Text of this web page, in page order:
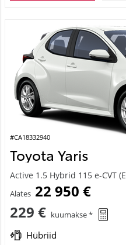
#CA18332940
Toyota Yaris
Active 1.5 Hybrid 115 e-CVT
Alates 22 950 €
229 € kuumakse *
Hübriid